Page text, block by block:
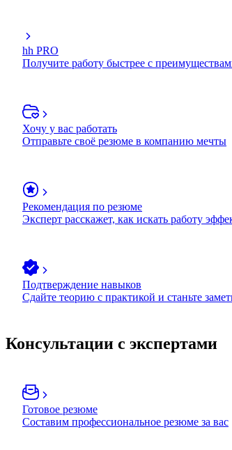
hh PRO
Получите работу быстрее с
Хочу у вас работать
Отправьте своё резюме в компанию мечты
Рекомендация по резюме
Эксперт расскажет, как искать работу
Подтверждение навыков
Сдайте теорию с практикой и станьте
Консультации с экспертами
Готовое резюме
Составим профессиональное резюме за вас